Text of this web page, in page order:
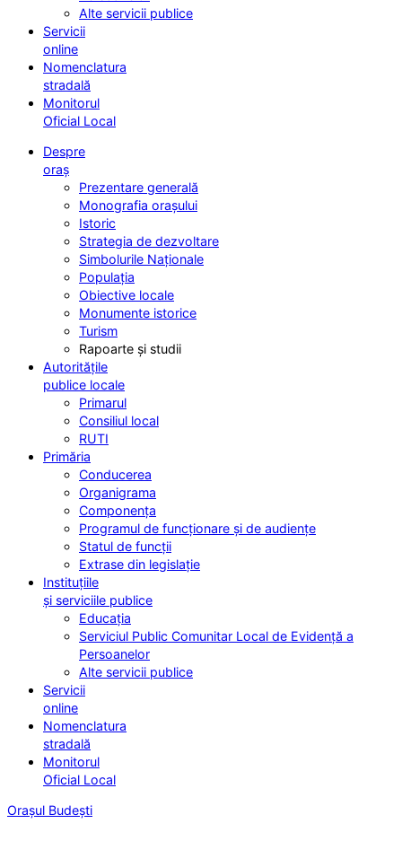
Alte servicii publice
Servicii
online
Nomenclatura
stradală
Monitorul
Oficial Local
Despre
oraș
Prezentare generală
Monografia orașului
Istoric
Strategia de dezvoltare
Simbolurile Naționale
Populația
Obiective locale
Monumente istorice
Turism
Rapoarte și studii
Autoritățile
publice locale
Primarul
Consiliul local
RUTI
Primăria
Conducerea
Organigrama
Componența
Programul de funcționare și de audiențe
Statul de funcții
Extrase din legislație
Instituțiile
și serviciile publice
Educația
Serviciul Public Comunitar Local de Evidență a
Persoanelor
Alte servicii publice
Servicii
online
Nomenclatura
stradală
Monitorul
Oficial Local
Orașul Budești